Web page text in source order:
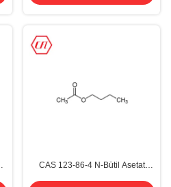
CAS 123-86-4 N-Bütil Asetat